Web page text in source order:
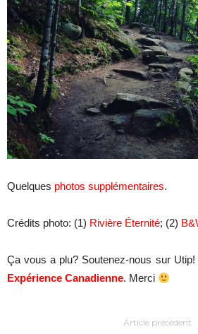
Quelques photos supplémentaires.
Crédits photo: (1) Rivière Éternité; (2)
Ça vous a plu? Soutenez-nous sur
Expérience Canadienne. Merci
Article précédent